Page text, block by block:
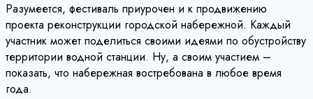
Разумеется, фестиваль приурочен и к продвижению
проекта реконструкции городской набережной. Каждый
участник может поделиться своими идеями по обустройству
территории водной станции. Ну, а своим участием –
показать, что набережная востребована в любое время
года.